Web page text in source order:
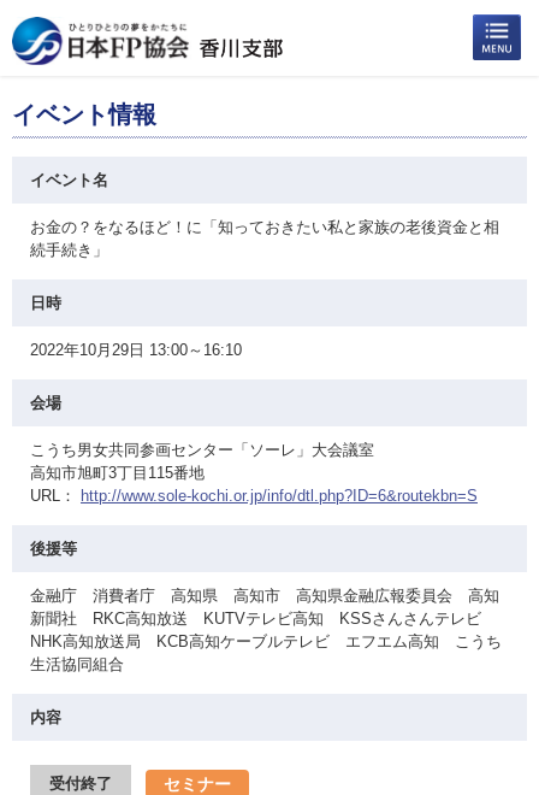
イベント情報
イベント名
お金の？をなるほど！に「知っておきたい私と家族の老後資金と相
続手続き」
日時
2022年10月29日 13:00～16:10
会場
こうち男女共同参画センター「ソーレ」大会議室
高知市旭町3丁目115番地
URL：
http://www.sole-kochi.or.jp/info/dtl.php?ID=6&routekbn=S
後援等
金融庁 消費者庁 高知県 高知市 高知県金融広報委員会 高知
新聞社 RKC高知放送 KUTVテレビ高知 KSSさんさんテレビ
NHK高知放送局 KCB高知ケーブルテレビ エフエム高知 こうち
生活協同組合
内容
受付終了 セミナー